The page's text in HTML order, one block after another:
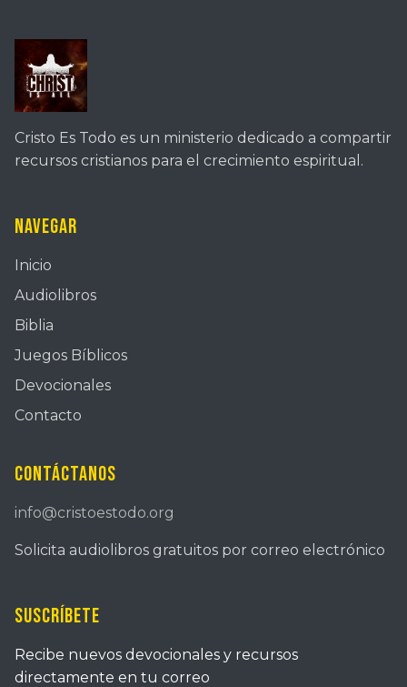
Cristo Es Todo es un ministerio dedicado a compartir
recursos cristianos para el crecimiento espiritual.
Navegar
Inicio
Audiolibros
Biblia
Juegos Bíblicos
Devocionales
Contacto
Contáctanos
info@cristoestodo.org
Solicita audiolibros gratuitos por correo electrónico
Suscríbete
Recibe nuevos devocionales y recursos
directamente en tu correo